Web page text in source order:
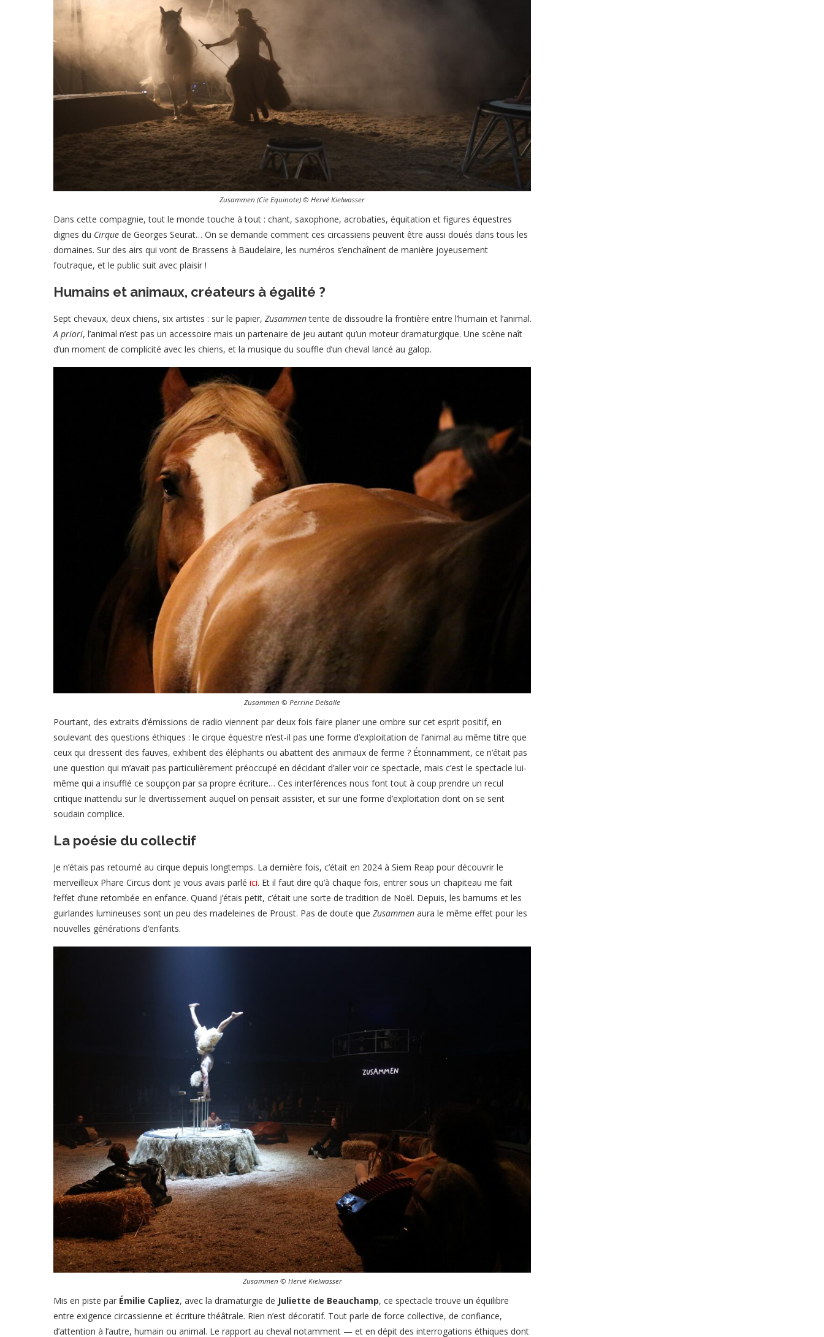
Zusammen (Cie Equinote) © Hervé Kielwasser
Dans cette compagnie, tout le monde touche à tout : chant, saxophone, acrobaties, équitation et figures équestres
dignes du Cirque de Georges Seurat… On se demande comment ces circassiens peuvent être aussi doués dans tous les
domaines. Sur des airs qui vont de Brassens à Baudelaire, les numéros s’enchaînent de manière joyeusement
foutraque, et le public suit avec plaisir !
Humains et animaux, créateurs à égalité ?
Sept chevaux, deux chiens, six artistes : sur le papier, Zusammentente de dissoudre la frontière entre l’humain et l’animal.
A priori, l’animal n’est pas un accessoire mais un partenaire de jeu autant qu’un moteur dramaturgique. Une scène naît
d’un moment de complicité avec les chiens, et la musique du souffle d’un cheval lancé au galop.
Zusammen © Perrine Delsalle
Pourtant, des extraits d’émissions de radio viennent par deux fois faire planer une ombre sur cet esprit positif, en
soulevant des questions éthiques : le cirque équestre n’est-il pas une forme d’exploitation de l’animal au même titre que
ceux qui dressent des fauves, exhibent des éléphants ou abattent des animaux de ferme ? Étonnamment, ce n’était pas
une question qui m’avait pas particulièrement préoccupé en décidant d’aller voir ce spectacle, mais c’est le spectacle lui-
même qui a insufflé ce soupçon par sa propre écriture… Ces interférences nous font tout à coup prendre un recul
critique inattendu sur le divertissement auquel on pensait assister, et sur une forme d’exploitation dont on se sent
soudain complice.
La poésie du collectif
Je n’étais pas retourné au cirque depuis longtemps. La dernière fois, c’était en 2024 à Siem Reap pour découvrir le
merveilleux Phare Circus dont je vous avais parlé ici. Et il faut dire qu’à chaque fois, entrer sous un chapiteau me fait
l’effet d’une retombée en enfance. Quand j’étais petit, c’était une sorte de tradition de Noël. Depuis, les barnums et les
guirlandes lumineuses sont un peu des madeleines de Proust. Pas de doute que Zusammen aura le même effet pour les
nouvelles générations d’enfants.
Zusammen © Hervé Kielwasser
Mis en piste par Émilie Capliez, avec la dramaturgie de Juliette de Beauchamp, ce spectacle trouve un équilibre
entre exigence circassienne et écriture théâtrale. Rien n’est décoratif. Tout parle de force collective, de confiance,
d’attention à l’autre, humain ou animal. Le rapport au cheval notamment — et en dépit des interrogations éthiques dont